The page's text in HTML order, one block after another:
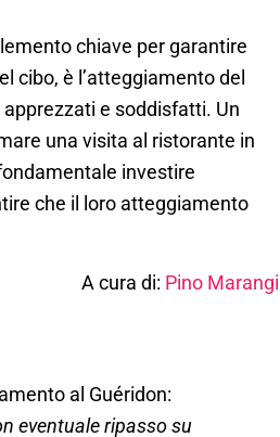
chiave per garantire
cibo, è l’atteggiamento del
e soddisfatti. Un
una visita al ristorante in
investire
che il loro atteggiamento
A cura di: Pino Marangi
al Guéridon:
eventuale ripasso su